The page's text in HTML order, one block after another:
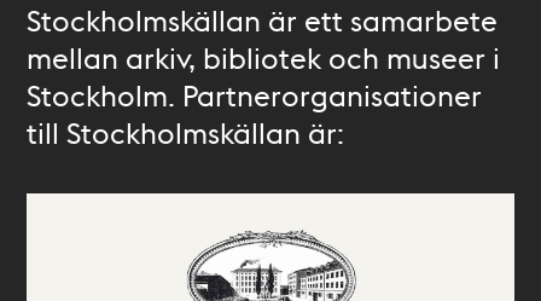
Stockholmskällan är ett samarbete
mellan arkiv, bibliotek och museer i
Stockholm. Partnerorganisationer
till Stockholmskällan är: